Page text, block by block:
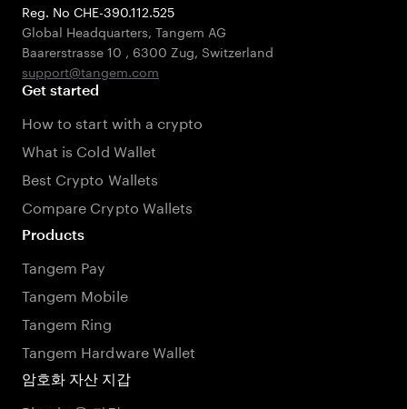
Reg. No CHE-390.112.525
Global Headquarters, Tangem AG
Baarerstrasse 10 , 6300 Zug, Switzerland
support@tangem.com
Get started
How to start with a crypto
What is Cold Wallet
Best Crypto Wallets
Compare Crypto Wallets
Products
Tangem Pay
Tangem Mobile
Tangem Ring
Tangem Hardware Wallet
암호화 자산 지갑